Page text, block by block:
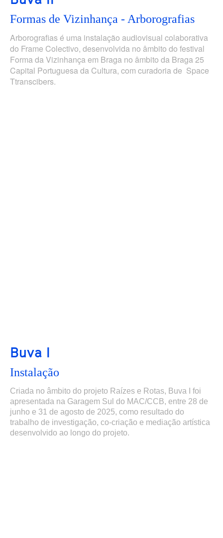
Formas de Vizinhança - Arborografias
Arborografias é uma instalação audiovisual colaborativa
do Frame Colectivo, desenvolvida no âmbito do festival
Forma da Vizinhança em Braga no âmbito da Braga 25
Capital Portuguesa da Cultura, com curadoria de Space
Ttranscibers.
Buva I
Instalação
Criada no âmbito do projeto Raízes e Rotas, Buva I foi
apresentada na Garagem Sul do MAC/CCB, entre 28 de
junho e 31 de agosto de 2025, como resultado do
trabalho de investigação, co-criação e mediação artística
desenvolvido ao longo do projeto.